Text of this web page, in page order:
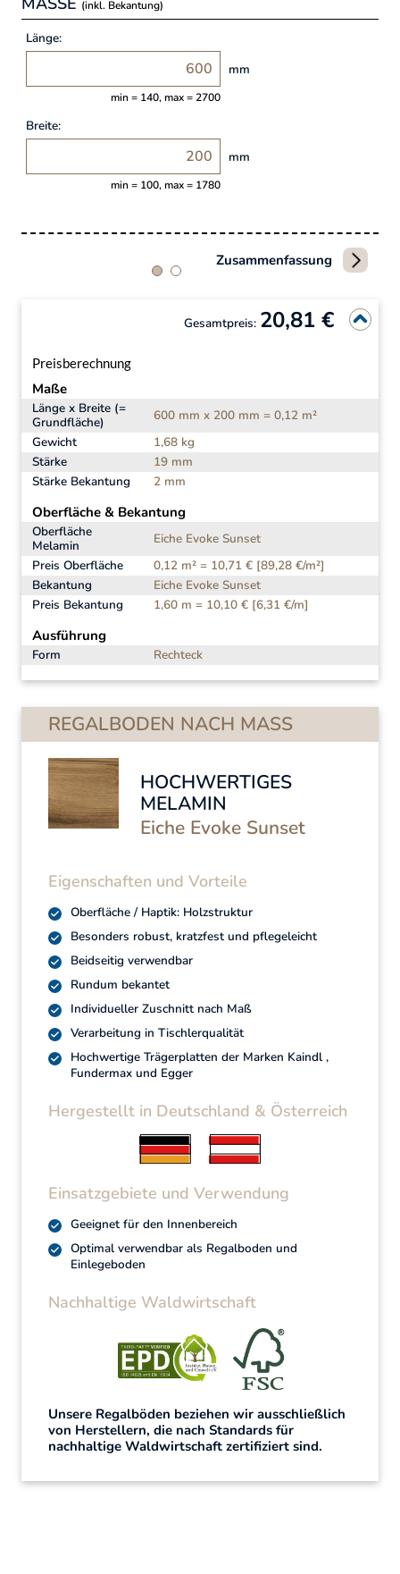
(inkl. Bekantung)
Länge:
mm
min = 140, max = 2700
Breite:
mm
min = 100, max = 1780
Zusammenfassung
Gesamtpreis: 20,81 €
Preisberechnung
Maße
Länge x Breite (=
Grundfläche)
600 mm x 200 mm = 0,12 m²
Gewicht
1,68 kg
Stärke
19 mm
Stärke Bekantung
2 mm
Oberfläche & Bekantung
Oberfläche
Melamin
Eiche Evoke Sunset
Preis Oberfläche
0,12 m² = 10,71 € [89,28 €/m²]
Bekantung
Eiche Evoke Sunset
Preis Bekantung
1,60 m = 10,10 € [6,31 €/m]
Ausführung
Form Rechteck
REGALBODEN NACH MASS
HOCHWERTIGES
MELAMIN
Eiche Evoke Sunset
Eigenschaften und Vorteile
Oberfläche / Haptik: Holzstruktur
Besonders robust, kratzfest und pflegeleicht
Beidseitig verwendbar
Rundum bekantet
Individueller Zuschnitt nach Maß
Verarbeitung in Tischlerqualität
Hochwertige Trägerplatten der Marken Kaindl ,
Fundermax und Egger
Hergestellt in Deutschland & Österreich
Einsatzgebiete und Verwendung
Geeignet für den Innenbereich
Optimal verwendbar als Regalboden und
Einlegeboden
Nachhaltige Waldwirtschaft
Unsere Regalböden beziehen wir ausschließlich
von Herstellern, die nach Standards für
nachhaltige Waldwirtschaft zertifiziert sind.